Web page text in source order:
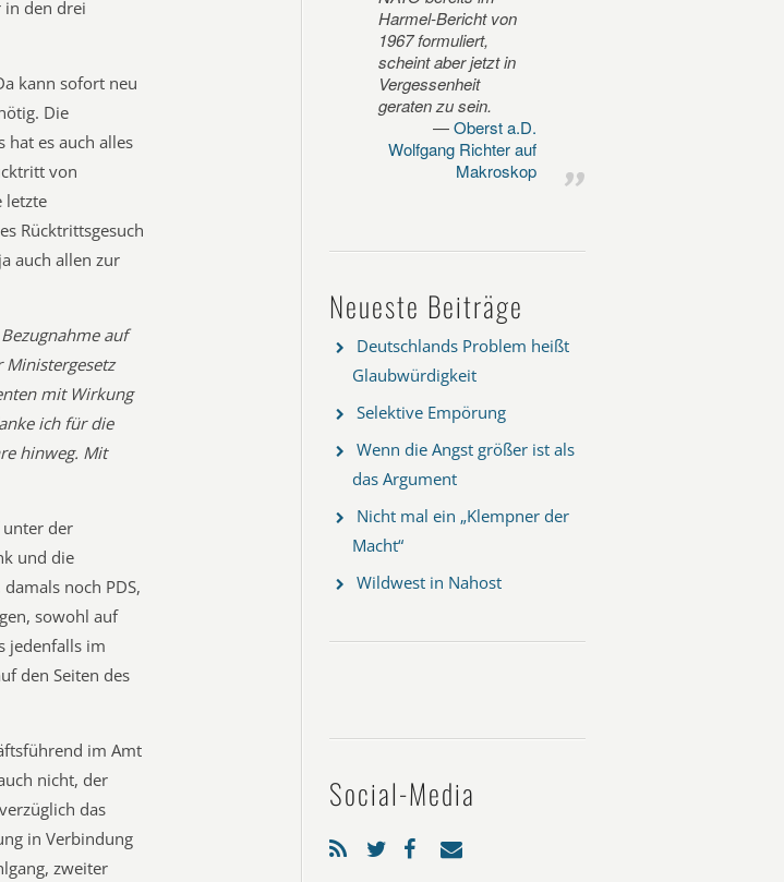
in den drei
kann sofort neu
Die
hat es auch alles
von
letzte
Rücktrittsgesuch
auch allen zur
auf
Ministergesetz
mit Wirkung
ich für die
hinweg. Mit
unter der
und die
noch PDS,
sowohl auf
jedenfalls im
den Seiten des
im Amt
nicht, der
das
in Verbindung
zweiter
Harmel-Bericht von
1967 formuliert,
scheint aber jetzt in
Vergessenheit
geraten zu sein.
Oberst a.D.
Wolfgang Richter auf
Makroskop
Neueste Beiträge
Deutschlands Problem heißt
Glaubwürdigkeit
Selektive Empörung
Wenn die Angst größer ist als
das Argument
Nicht mal ein „Klempner der
Macht“
Wildwest in Nahost
Social-Media